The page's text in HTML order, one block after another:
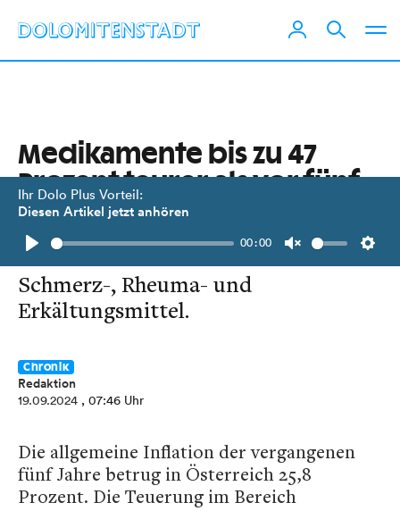
Ihr Dolo Plus Vorteil:
Diesen Artikel jetzt anhören
Play
00:00
Unmute
Medikamente bis zu 47
Prozent teurer als vor fünf
Jahren
Besonders stark verteuert haben sich
Schmerz-, Rheuma- und
Erkältungsmittel.
Chronik
Redaktion
19.09.2024 , 07:46 Uhr
Die allgemeine Inflation der vergangenen
fünf Jahre betrug in Österreich 25,8
Prozent. Die Teuerung im Bereich